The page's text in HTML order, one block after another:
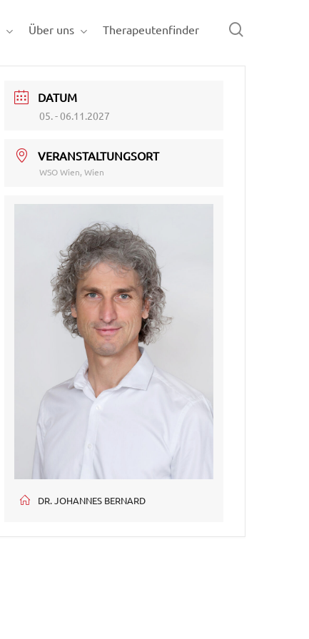
Über uns Therapeutenfinder
DATUM
05. - 06.11.2027
VERANSTALTUNGSORT
WSO Wien, Wien
DR. JOHANNES BERNARD